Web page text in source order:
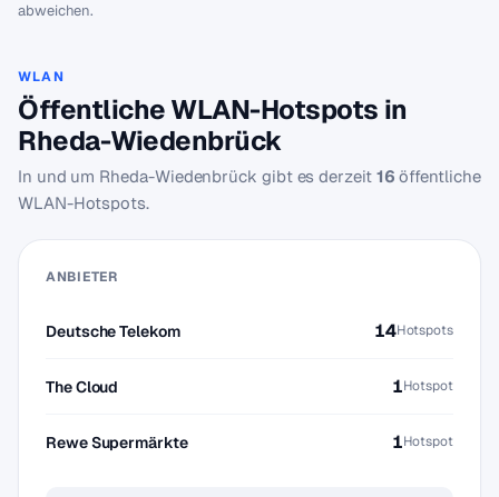
abweichen.
WLAN
Öffentliche WLAN-Hotspots in
Rheda-Wiedenbrück
In und um Rheda-Wiedenbrück gibt es derzeit 16 öffentliche
WLAN-Hotspots.
ANBIETER
Deutsche Telekom 14Hotspots
The Cloud 1Hotspot
Rewe Supermärkte 1Hotspot